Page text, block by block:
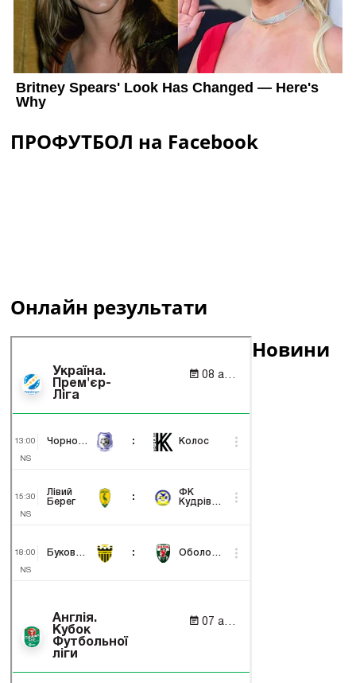
ПРОФУТБОЛ на Facebook
Онлайн результати
Новини